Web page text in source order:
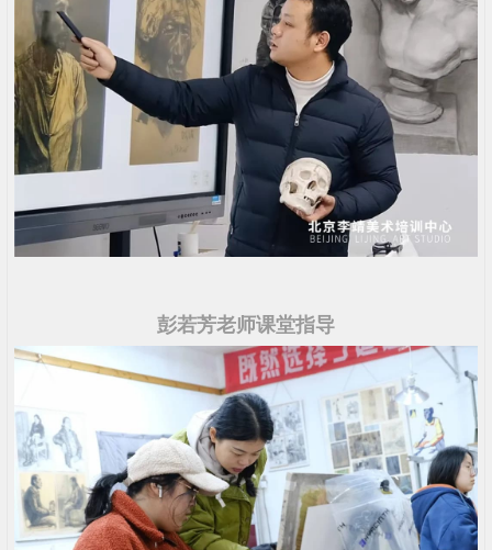
彭若芳老师课堂指导